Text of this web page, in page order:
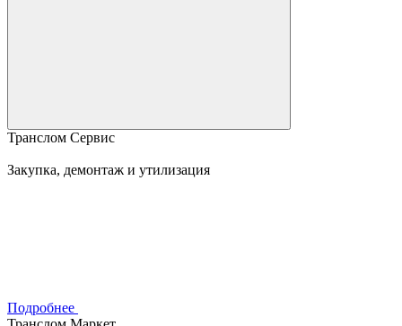
Транслом Сервис
Закупка, демонтаж и утилизация
Подробнее